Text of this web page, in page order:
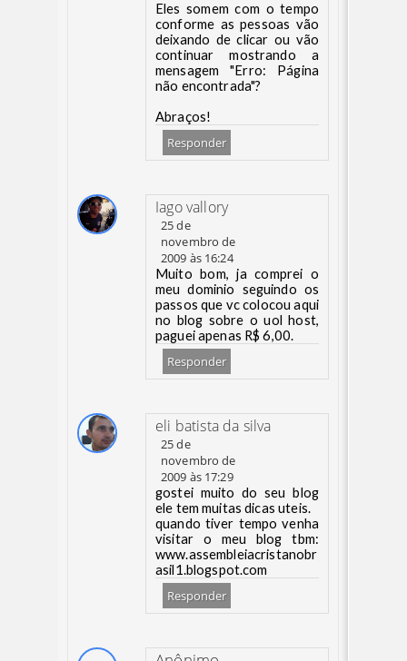
Eles somem com o tempo
conforme as pessoas vão
deixando de clicar ou vão
continuar mostrando a
mensagem "Erro: Página
não encontrada"?
Abraços!
Responder
Iago vallory
25 de
novembro de
2009 às 16:24
Muito bom, ja comprei o
meu dominio seguindo os
passos que vc colocou aqui
no blog sobre o uol host,
paguei apenas R$ 6,00.
Responder
eli batista da silva
25 de
novembro de
2009 às 17:29
gostei muito do seu blog
ele tem muitas dicas uteis.
quando tiver tempo venha
visitar o meu blog tbm:
www.assembleiacristanobr
asil1.blogspot.com
Responder